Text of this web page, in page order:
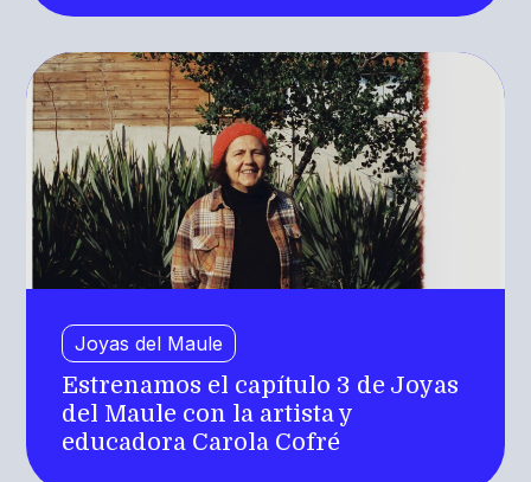
Joyas del Maule
Estrenamos el capítulo 3 de Joyas
del Maule con la artista y
educadora Carola Cofré